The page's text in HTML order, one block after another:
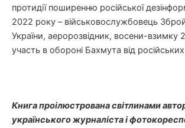
протидії поширенню російської
2022 року – військовослужбовець
України, аеророзвідник, восени-взимку
участь в обороні Бахмута від російських
Книга проілюстрована світлинами
українського журналіста і